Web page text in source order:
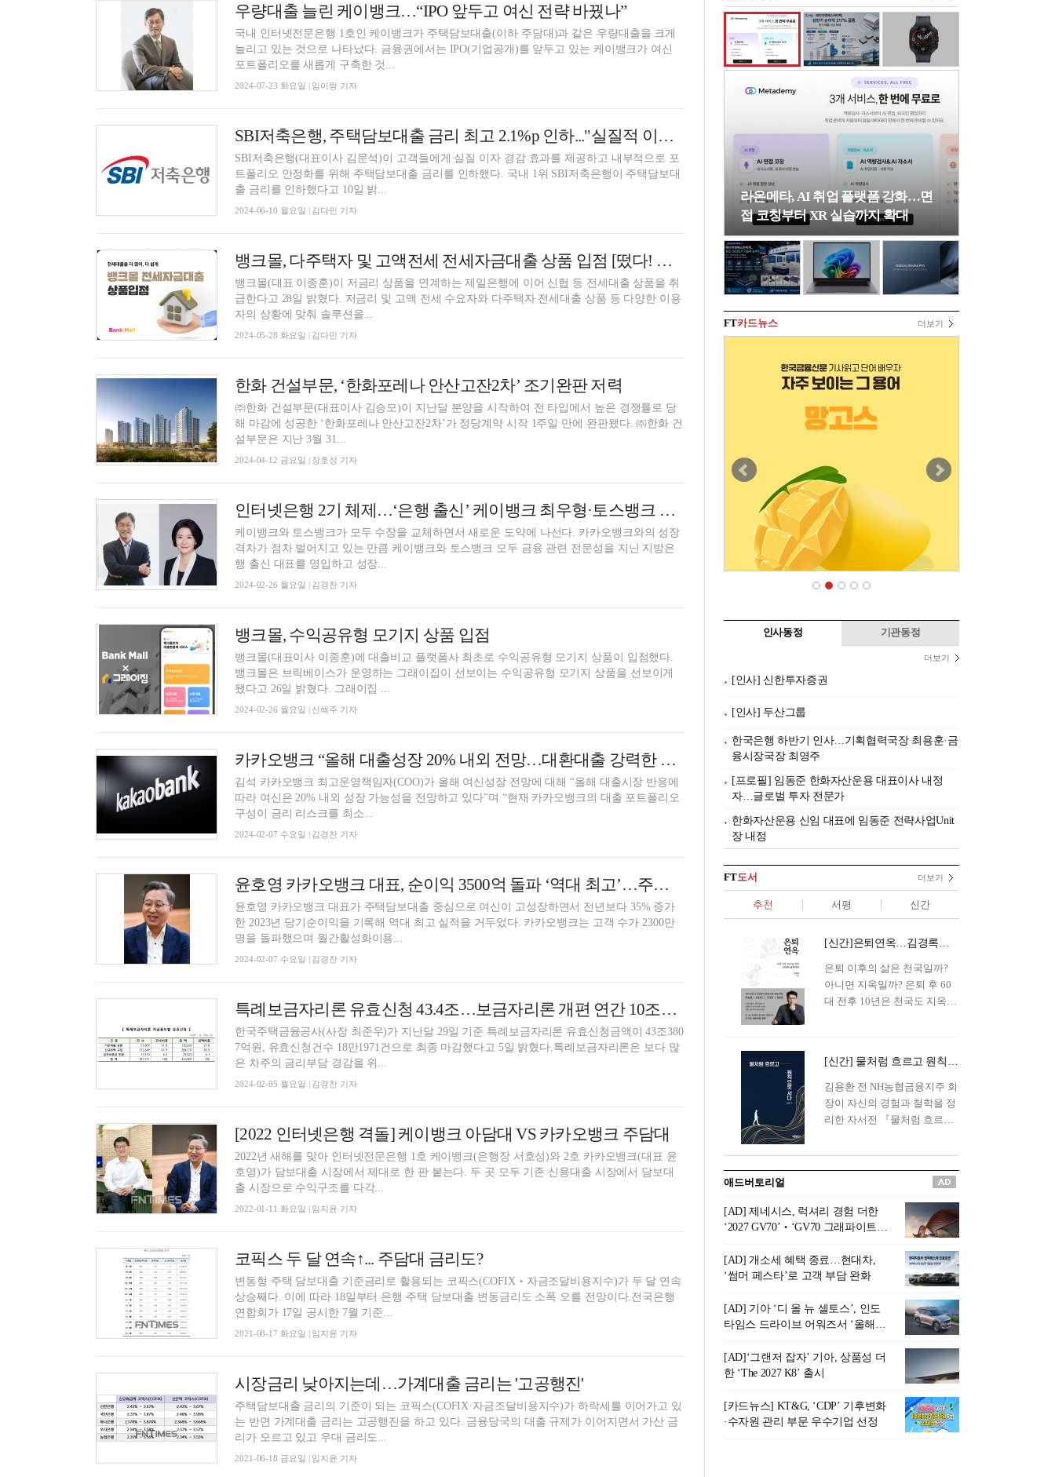
우량대출 늘린 케이뱅크…“IPO 앞두고 여신 전략 바꿨나”
국내 인터넷전문은행 1호인 케이뱅크가 주택담보대출(이하 주담대)과 같은 우량대출을 크게
늘리고 있는 것으로 나타났다. 금융권에서는 IPO(기업공개)를 앞두고 있는 케이뱅크가 여신
포트폴리오를 새롭게 구축한 것...
2024-07-23 화요일 | 임이랑 기자
SBI저축은행, 주택담보대출 금리 최고 2.1%p 인하..."실질적 이자 경감 효과 제공"
SBI저축은행(대표이사 김문석)이 고객들에게 실질 이자 경감 효과를 제공하고 내부적으로 포
트폴리오 안정화를 위해 주택담보대출 금리를 인하했다. 국내 1위 SBI저축은행이 주택담보대
출 금리를 인하했다고 10일 밝...
2024-06-10 월요일 | 김다민 기자
뱅크몰, 다주택자 및 고액전세 전세자금대출 상품 입점 [떴다! 신상품]
뱅크몰(대표 이종훈)이 저금리 상품을 연계하는 제일은행에 이어 신협 등 전세대출 상품을 취
급한다고 28일 밝혔다. 저금리 및 고액 전세 수요자와 다주택자 전세대출 상품 등 다양한 이용
자의 상황에 맞춰 솔루션을...
2024-05-28 화요일 | 김다민 기자
한화 건설부문, ‘한화포레나 안산고잔2차’ 조기완판 저력
㈜한화 건설부문(대표이사 김승모)이 지난달 분양을 시작하여 전 타입에서 높은 경쟁률로 당
해 마감에 성공한 ‘한화포레나 안산고잔2차’가 정당계약 시작 1주일 만에 완판됐다. ㈜한화 건
설부문은 지난 3월 31...
2024-04-12 금요일 | 장호성 기자
인터넷은행 2기 체제…‘은행 출신’ 케이뱅크 최우형·토스뱅크 이은미, 카카오뱅크 추격 나서
케이뱅크와 토스뱅크가 모두 수장을 교체하면서 새로운 도약에 나선다. 카카오뱅크와의 성장
격차가 점차 벌어지고 있는 만큼 케이뱅크와 토스뱅크 모두 금융 관련 전문성을 지닌 지방은
행 출신 대표를 영입하고 성장...
2024-02-26 월요일 | 김경찬 기자
뱅크몰, 수익공유형 모기지 상품 입점
뱅크몰(대표이사 이종훈)에 대출비교 플랫폼사 최초로 수익공유형 모기지 상품이 입점했다.
뱅크몰은 브릭베이스가 운영하는 그래이집이 선보이는 수익공유형 모기지 상품을 선보이게
됐다고 26일 밝혔다. 그래이집 ...
2024-02-26 월요일 | 신혜주 기자
카카오뱅크 “올해 대출성장 20% 내외 전망…대환대출 강력한 퍼포먼스 지속” [금융사 2023 실적]
김석 카카오뱅크 최고운영책임자(COO)가 올해 여신성장 전망에 대해 “올해 대출시장 반응에
따라 여신은 20% 내외 성장 가능성을 전망하고 있다”며 “현재 카카오뱅크의 대출 포트폴리오
구성이 금리 리스크를 최소...
2024-02-07 수요일 | 김경찬 기자
윤호영 카카오뱅크 대표, 순이익 3500억 돌파 ‘역대 최고’…주담대 중심 여신 고성장 [금융사 2023 실적]
윤호영 카카오뱅크 대표가 주택담보대출 중심으로 여신이 고성장하면서 전년보다 35% 증가
한 2023년 당기순이익을 기록해 역대 최고 실적을 거두었다. 카카오뱅크는 고객 수가 2300만
명을 돌파했으며 월간활성화이용...
2024-02-07 수요일 | 김경찬 기자
특례보금자리론 유효신청 43.4조…보금자리론 개편 연간 10조원 공급 [내 집 마련 보금자리론]
한국주택금융공사(사장 최준우)가 지난달 29일 기준 특례보금자리론 유효신청금액이 43조380
7억원, 유효신청건수 18만1971건으로 최종 마감했다고 5일 밝혔다.특례보금자리론은 보다 많
은 차주의 금리부담 경감을 위...
2024-02-05 월요일 | 김경찬 기자
[2022 인터넷은행 격돌] 케이뱅크 아담대 VS 카카오뱅크 주담대
2022년 새해를 맞아 인터넷전문은행 1호 케이뱅크(은행장 서호성)와 2호 카카오뱅크(대표 윤
호영)가 담보대출 시장에서 제대로 한 판 붙는다. 두 곳 모두 기존 신용대출 시장에서 담보대
출 시장으로 수익구조를 다각...
2022-01-11 화요일 | 임지윤 기자
코픽스 두 달 연속↑... 주담대 금리도?
변동형 주택 담보대출 기준금리로 활용되는 코픽스(COFIX‧자금조달비용지수)가 두 달 연속
상승째다. 이에 따라 18일부터 은행 주택 담보대출 변동금리도 소폭 오를 전망이다.전국은행
연합회가 17일 공시한 7월 기준...
2021-08-17 화요일 | 임지윤 기자
시장금리 낮아지는데…가계대출 금리는 '고공행진'
주택담보대출 금리의 기준이 되는 코픽스(COFIX·자금조달비용지수)가 하락세를 이어가고 있
는 반면 가계대출 금리는 고공행진을 하고 있다. 금융당국의 대출 규제가 이어지면서 가산 금
리가 오르고 있고 우대 금리도...
2021-06-18 금요일 | 임지윤 기자
라온메타, AI 취업 플랫폼 강화…면
접 코칭부터 XR 실습까지 확대
FT카드뉴스 더보기
인사동정 기관동정
더보기
[인사] 신한투자증권
[인사] 두산그룹
한국은행 하반기 인사…기획협력국장 최용훈·금
융시장국장 최영주
[프로필] 임동준 한화자산운용 대표이사 내정
자…글로벌 투자 전문가
한화자산운용 신임 대표에 임동준 전략사업Unit
장 내정
FT도서 더보기
추천 서평 신간
[신간]은퇴연옥…김경록의 은퇴 후 삶의 나침반
은퇴 이후의 삶은 천국일까?
아니면 지옥일까? 은퇴 후 60
대 전후 10년은 천국도 지옥도
은퇴 설계를 가이드해 온 김경
록 옵투스자산운용의 고문이
신간 『은퇴연옥』을 내놓았
다.단테는 지옥을 '모든 희망을
록 고문은 새로운 시각을 제시
0년의 과도기는 지옥이 아니라
정화와 성장의 공간인 ‘은퇴연
옥(Purgatory)’이라는 것이다.
연옥은 고통스럽지만 끝이 있
으며, 준비를 통해 천국으로 나
아갈 수 있는 희망의 장소라고
말한
[신간] 물처럼 흐르고 원칙으로 서다…김용환의 통찰을 담다
김용환 전 NH농협금융지주 회
장이 자신의 경험과 철학을 정
리한 자서전 『물처럼 흐르고
통 관료 출신으로 한국 금융의
주요 변곡점마다 중요한 역할
을 하고 금융 경영인으로서 큰
족적을 남긴 김 전 회장이 후배
세대에게 전하는 삶의 조언을
담은 인생 노트다.『물처럼 흐
르고 원칙으로 서다』는 단순
한 자서전을 넘어, 실패를 두려
워하지 않는 용기와 자신에 대
한 믿음이 어떻게 삶을 풍요롭
게 만드는지를 보여주는 지혜
의 보고로 평가된다.김용환 전
회장은 “인생의 목표가 크더라
도 조급해하지 말고 작은 것부
터 하나 하나 성취해 나가
라”고 조언한다. 뼈아픈 실패
조차 성공의 뼈대가 된다는 긍
애드버토리얼
[AD] 제네시스, 럭셔리 경험 더한
‘2027 GV70’‧‘GV70 그래파이트’
[AD] 개소세 혜택 종료…현대차,
‘썸머 페스타’로 고객 부담 완화
[AD] 기아 ‘디 올 뉴 셀토스’, 인도
타임스 드라이브 어워즈서 ‘올해의
[AD]‘그랜저 잡자’ 기아, 상품성 더
한 ‘The 2027 K8’ 출시
[카드뉴스] KT&G, ‘CDP’ 기후변화
·수자원 관리 부문 우수기업 선정